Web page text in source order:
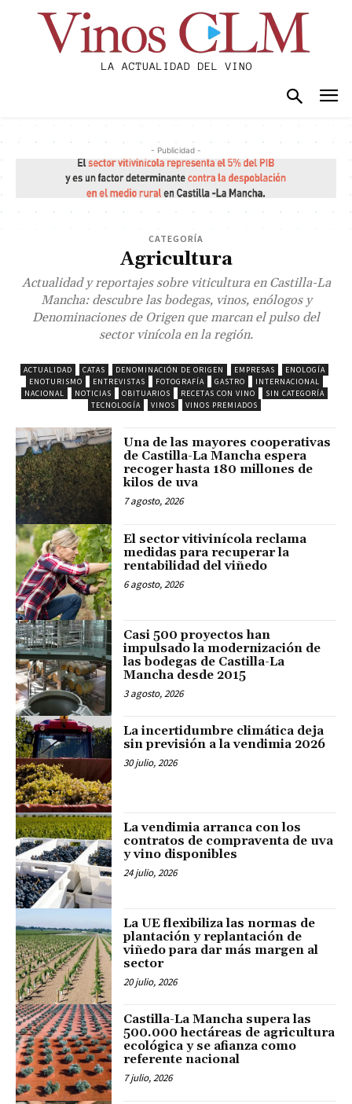
- Publicidad -
CATEGORÍA
Agricultura
Actualidad y reportajes sobre viticultura en Castilla-La
Mancha: descubre las bodegas, vinos, enólogos y
Denominaciones de Origen que marcan el pulso del
sector vinícola en la región.
ACTUALIDAD CATAS DENOMINACIÓN DE ORIGEN EMPRESAS
ENOLOGÍA
ENOTURISMO
ENTREVISTAS FOTOGRAFÍA GASTRO
INTERNACIONAL
NACIONAL
NOTICIAS OBITUARIOS RECETAS CON VINO
SIN CATEGORÍA
TECNOLOGÍA
VINOS VINOS PREMIADOS
Una de las mayores cooperativas
de Castilla-La Mancha espera
recoger hasta 180 millones de
kilos de uva
7 agosto, 2026
El sector vitivinícola reclama
medidas para recuperar la
rentabilidad del viñedo
6 agosto, 2026
Casi 500 proyectos han
impulsado la modernización de
las bodegas de Castilla-La
Mancha desde 2015
3 agosto, 2026
La incertidumbre climática deja
sin previsión a la vendimia 2026
30 julio, 2026
La vendimia arranca con los
contratos de compraventa de uva
y vino disponibles
24 julio, 2026
La UE flexibiliza las normas de
plantación y replantación de
viñedo para dar más margen al
sector
20 julio, 2026
Castilla-La Mancha supera las
500.000 hectáreas de agricultura
ecológica y se afianza como
referente nacional
7 julio, 2026